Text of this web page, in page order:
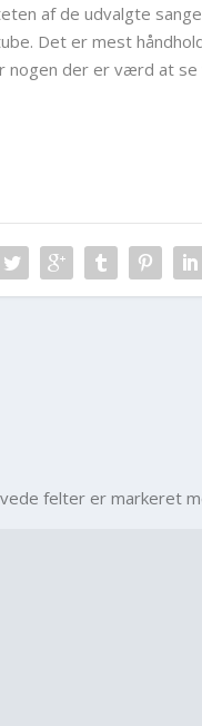
af de udvalgte
Det er mest
der er værd at
felter er markeret